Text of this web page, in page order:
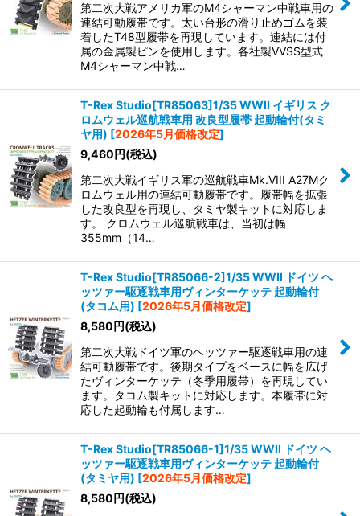
第二次大戦アメリカ軍のM4シャーマン中戦車用の
連結可動履帯です。太い台形の滑り止めゴムを装
着したT48型履帯を再現しています。連結には付
属の金属製ピンを使用します。各社製VVSS型式
M4シャーマン中戦…
T-Rex Studio[TR85063]1/35 WWII イギリス ク
ロムウェル巡航戦車用 改良型履帯 起動輪付(タミ
ヤ用) [2026年5月価格改定]
9,460円(税込)
第二次大戦イギリス軍の巡航戦車Mk.VIII A27Mク
ロムウェル用の連結可動履帯です。履帯幅を拡張
した改良型を再現し、タミヤ製キットに対応しま
す。 クロムウェル巡航戦車は、当初は幅
355mm（14…
T-Rex Studio[TR85066-2]1/35 WWII ドイツ ヘ
ッツァー駆逐戦車用ヴィンターケッテ 起動輪付
(タコム用) [2026年5月価格改定]
8,580円(税込)
第二次大戦ドイツ軍のヘッツァー駆逐戦車用の連
結可動履帯です。後期タイプをベースに幅を広げ
たヴィンターケッテ（冬季用履帯）を再現してい
ます。タコム製キットに対応します。本履帯に対
応した起動輪も付属します…
T-Rex Studio[TR85066-1]1/35 WWII ドイツ ヘ
ッツァー駆逐戦車用ヴィンターケッテ 起動輪付
(タミヤ用) [2026年5月価格改定]
8,580円(税込)